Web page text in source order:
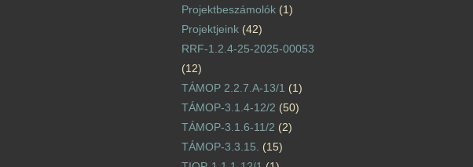
Projektbeszámolók(1)
Projektjeink(42)
RRF-1.2.4-25-2025-00053
(12)
TÁMOP 2.2.7.A-13/1 (1)
TÁMOP-3.1.4-12/2 (50)
TÁMOP-3.1.6-11/2 (2)
TÁMOP-3.3.15. (15)